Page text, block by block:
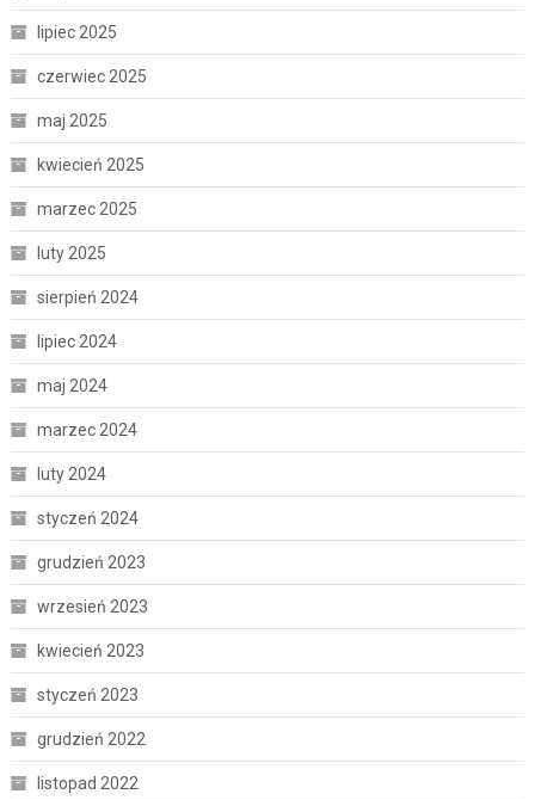
lipiec 2025
czerwiec 2025
maj 2025
kwiecień 2025
marzec 2025
luty 2025
sierpień 2024
lipiec 2024
maj 2024
marzec 2024
luty 2024
styczeń 2024
grudzień 2023
wrzesień 2023
kwiecień 2023
styczeń 2023
grudzień 2022
listopad 2022